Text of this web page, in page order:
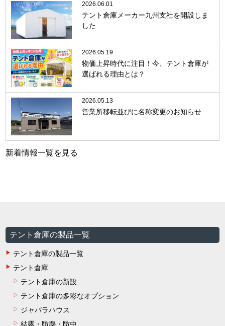
2026.06.01
テント倉庫メーカー九州支社を開設しま
した
2026.05.19
物価上昇時代に注目！今、テント倉庫が
選ばれる理由とは？
2026.05.13
営業所移転並びに名称変更のお知らせ
新着情報一覧を見る
テント倉庫の製品一覧
テント倉庫の製品一覧
テント倉庫
テント倉庫の新設
テント倉庫の多彩なオプション
ジャバラハウス
結露・防塵・防虫